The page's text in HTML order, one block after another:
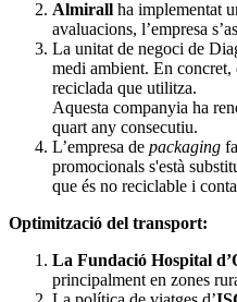
Almirall ha implementat
avaluacions, l’empresa
La unitat de negoci de
medi ambient. En
reciclada que utilitza.
Aquesta companyia ha
quart any consecutiu.
L’empresa de packaging
promocionals s'està
que és no reciclable i
Optimització del transport:
La Fundació Hospital
principalment en zones